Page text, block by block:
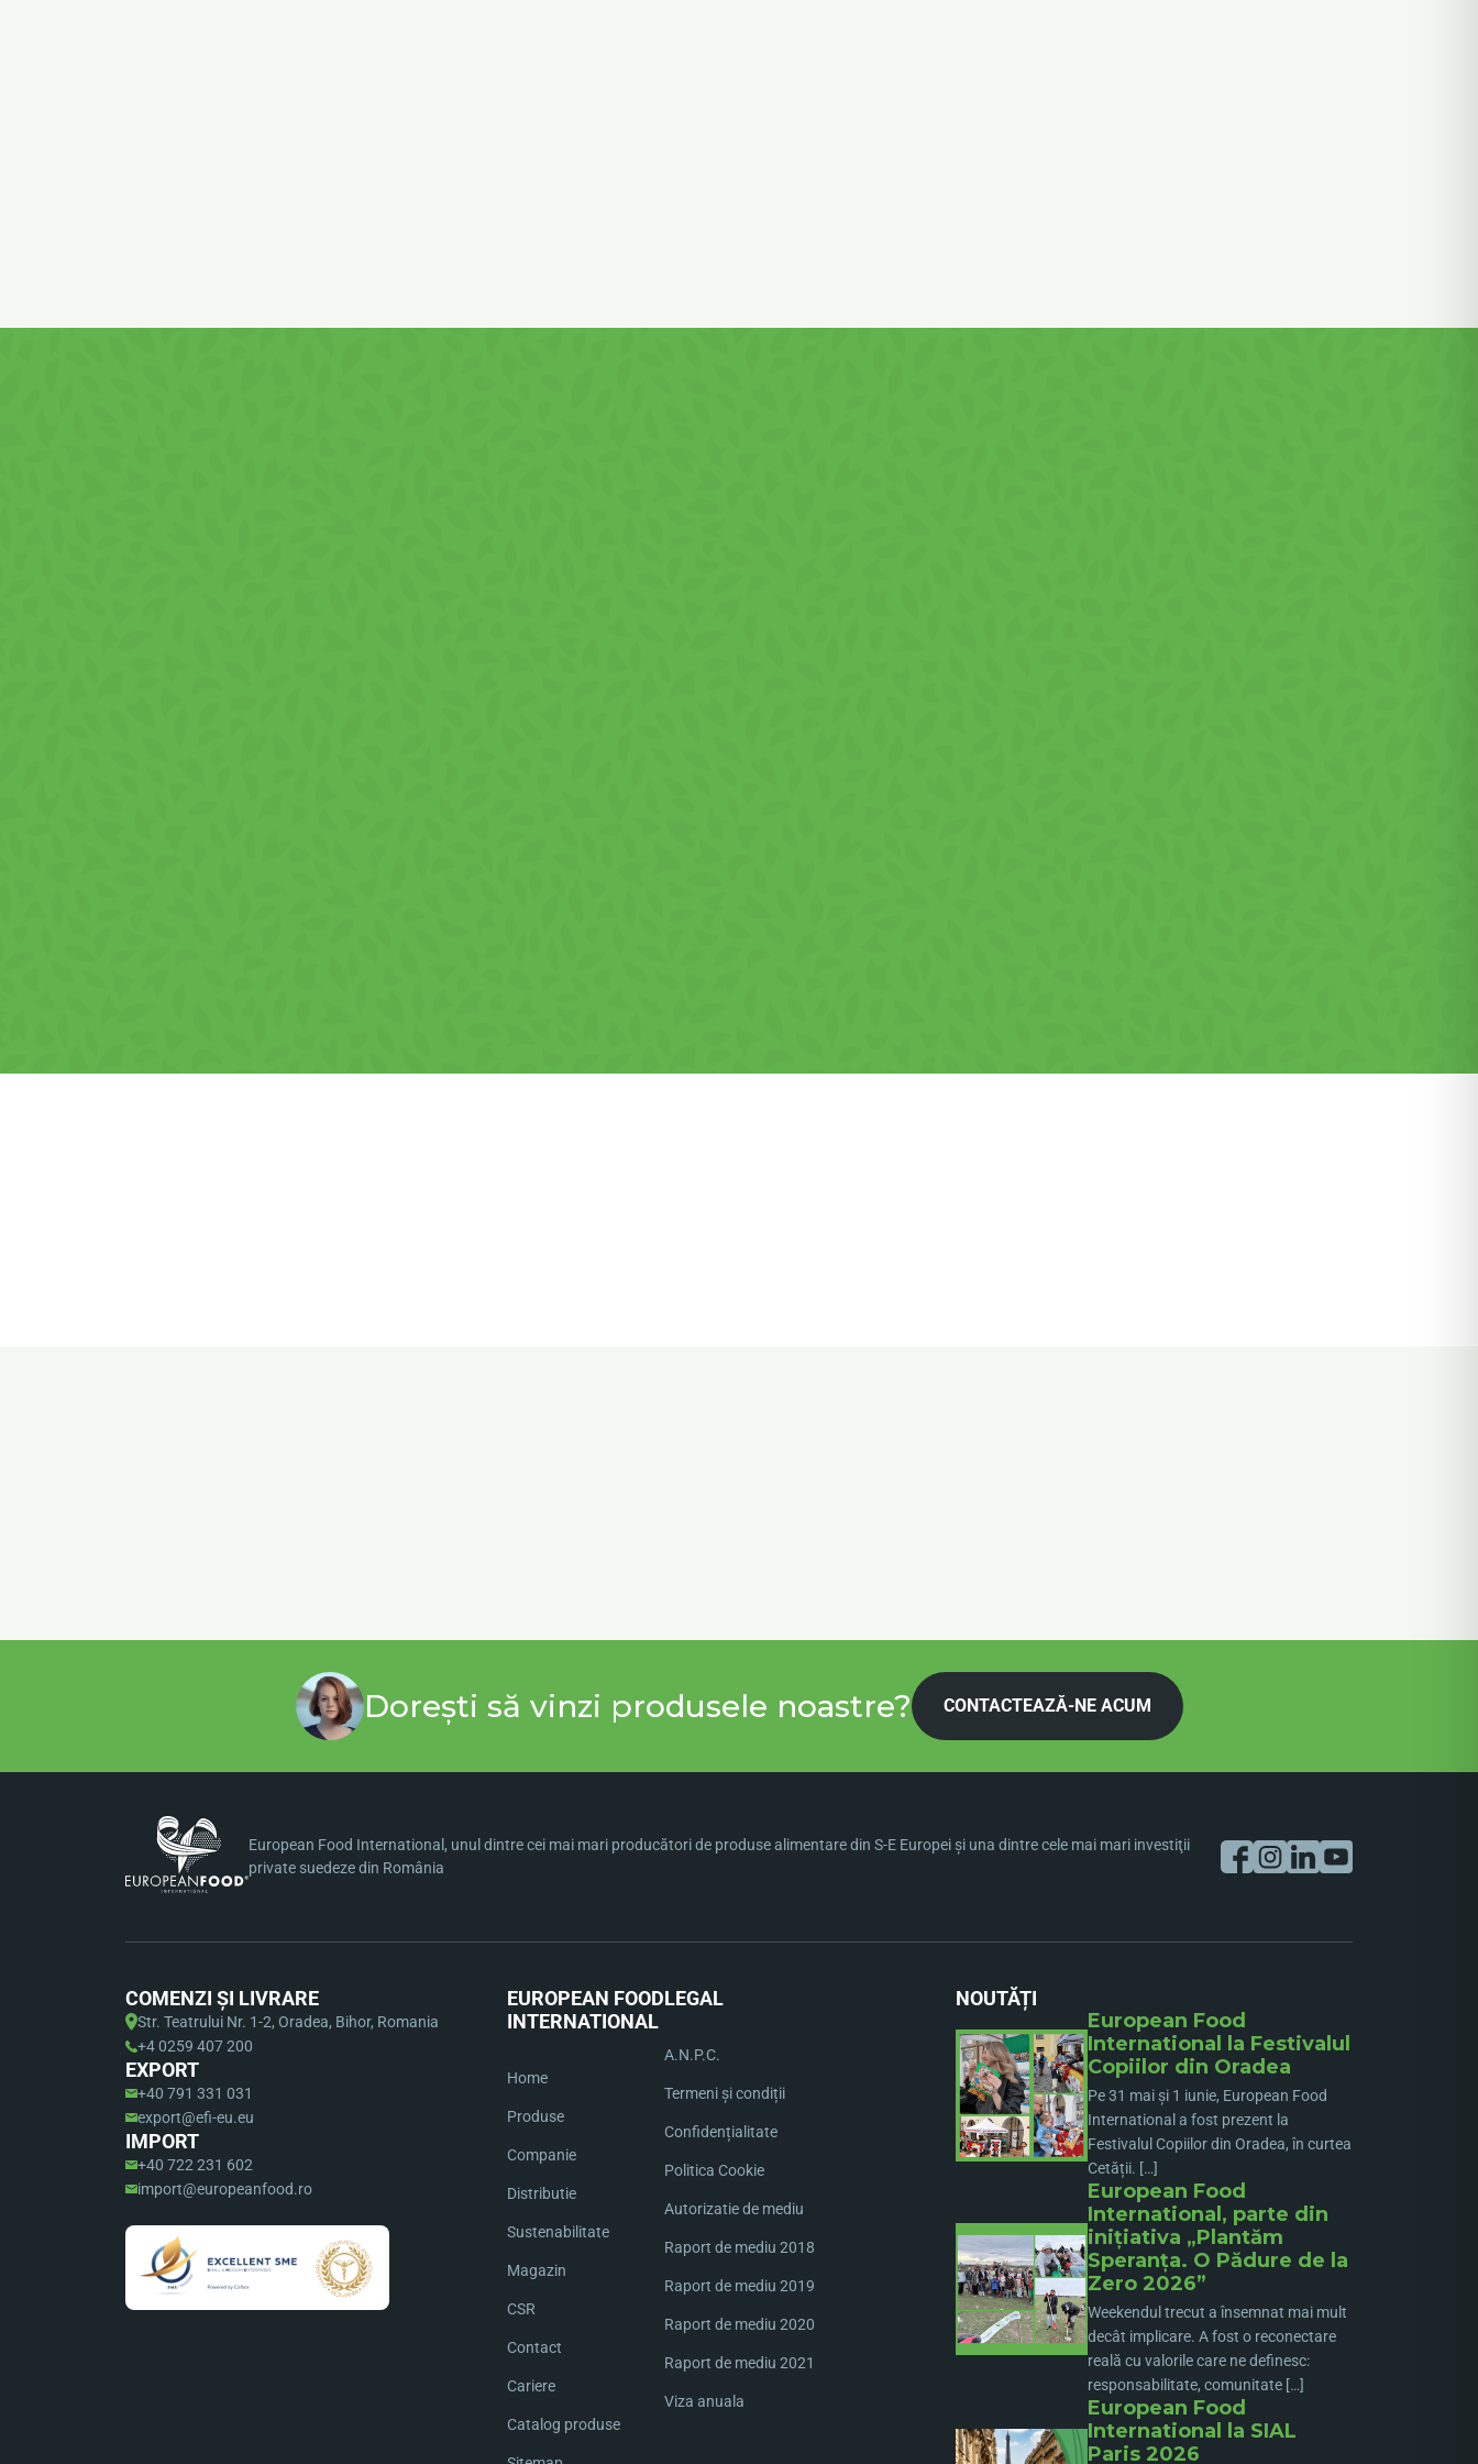
Dorești să vinzi produsele noastre? CONTACTEAZĂ-NE ACUM
European Food International, unul dintre cei mai mari producători de produse alimentare din S-E Europei şi una dintre cele mai mari investiţii
private suedeze din România
COMENZI ȘI LIVRARE
Str. Teatrului Nr. 1-2, Oradea, Bihor, Romania
+4 0259 407 200
EXPORT
+40 791 331 031
export@efi-eu.eu
IMPORT
+40 722 231 602
import@europeanfood.ro
EUROPEAN FOOD
INTERNATIONAL
Home
Produse
Companie
Distributie
Sustenabilitate
Magazin
CSR
Contact
Cariere
Catalog produse
LEGAL
A.N.P.C.
Termeni și condiții
Confidențialitate
Politica Cookie
Autorizatie de mediu
Raport de mediu 2018
Raport de mediu 2019
Raport de mediu 2020
Raport de mediu 2021
Viza anuala
NOUTĂȚI
European Food
International la Festivalul
Copiilor din Oradea
Pe 31 mai și 1 iunie, European Food
International a fost prezent la
Festivalul Copiilor din Oradea, în curtea
Cetății. […]
European Food
International, parte din
inițiativa „Plantăm
Speranța. O Pădure de la
Zero 2026”
Weekendul trecut a însemnat mai mult
decât implicare. A fost o reconectare
reală cu valorile care ne definesc:
responsabilitate, comunitate […]
European Food
International la SIAL
Paris 2026